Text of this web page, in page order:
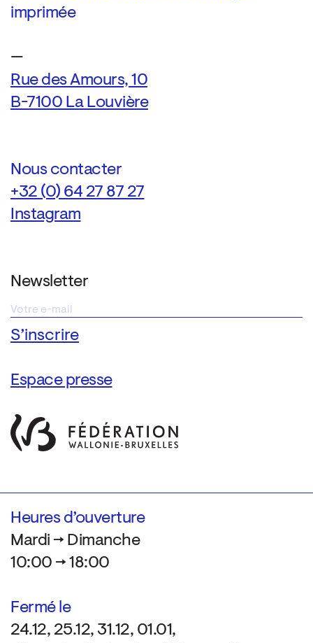
imprimée
—
Rue des Amours, 10
B-7100 La Louvière
Nous contacter
+32 (0) 64 27 87 27
Instagram
Newsletter
Espace presse
Heures d’ouverture
Mardi → Dimanche
10:00 → 18:00
Fermé le
24.12, 25.12, 31.12, 01.01,